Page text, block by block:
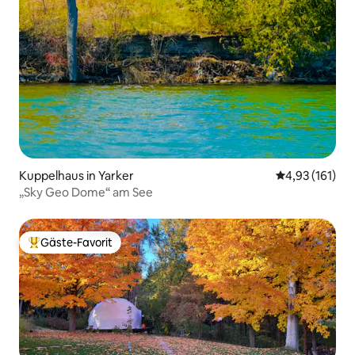
Kuppelhaus in Yarker
4,93 (161)
„Sky Geo Dome“ am See
Beliebter Gäste-Favorit.
Gäste-Favorit